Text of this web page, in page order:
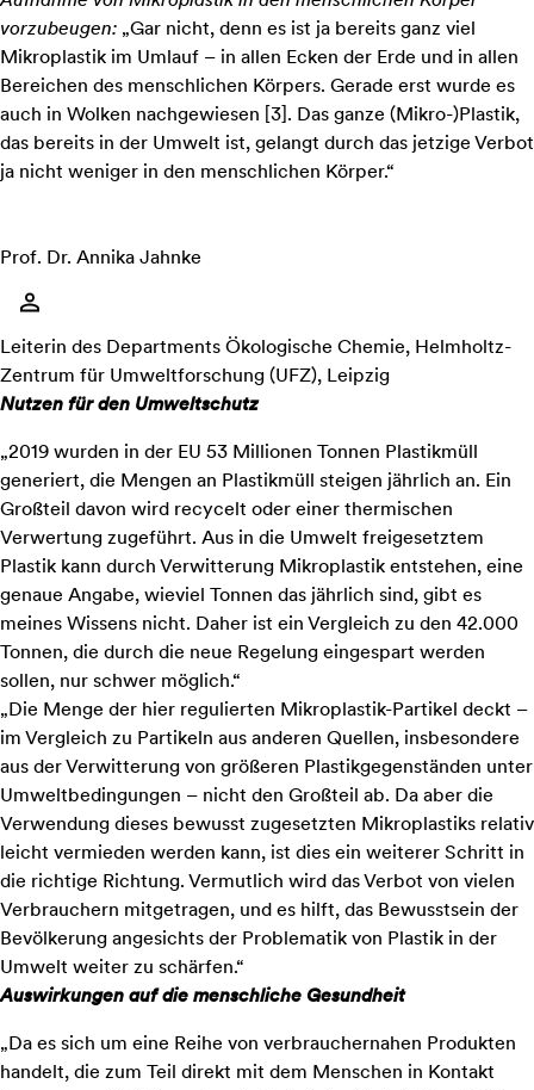
vorzubeugen: „Gar nicht, denn es ist ja bereits ganz viel
Mikroplastik im Umlauf – in allen Ecken der Erde und in allen
Bereichen des menschlichen Körpers. Gerade erst wurde es
auch in Wolken nachgewiesen [3]. Das ganze (Mikro-)Plastik,
das bereits in der Umwelt ist, gelangt durch das jetzige Verbot
ja nicht weniger in den menschlichen Körper.“
Prof. Dr. Annika Jahnke
Leiterin des Departments Ökologische Chemie, Helmholtz-
Zentrum für Umweltforschung (UFZ), Leipzig
Nutzen für den Umweltschutz
„2019 wurden in der EU 53 Millionen Tonnen Plastikmüll
generiert, die Mengen an Plastikmüll steigen jährlich an. Ein
Großteil davon wird recycelt oder einer thermischen
Verwertung zugeführt. Aus in die Umwelt freigesetztem
Plastik kann durch Verwitterung Mikroplastik entstehen, eine
genaue Angabe, wieviel Tonnen das jährlich sind, gibt es
meines Wissens nicht. Daher ist ein Vergleich zu den 42.000
Tonnen, die durch die neue Regelung eingespart werden
sollen, nur schwer möglich.“
„Die Menge der hier regulierten Mikroplastik-Partikel deckt –
im Vergleich zu Partikeln aus anderen Quellen, insbesondere
aus der Verwitterung von größeren Plastikgegenständen unter
Umweltbedingungen – nicht den Großteil ab. Da aber die
Verwendung dieses bewusst zugesetzten Mikroplastiks relativ
leicht vermieden werden kann, ist dies ein weiterer Schritt in
die richtige Richtung. Vermutlich wird das Verbot von vielen
Verbrauchern mitgetragen, und es hilft, das Bewusstsein der
Bevölkerung angesichts der Problematik von Plastik in der
Umwelt weiter zu schärfen.“
Auswirkungen auf die menschliche Gesundheit
„Da es sich um eine Reihe von verbrauchernahen Produkten
handelt, die zum Teil direkt mit dem Menschen in Kontakt